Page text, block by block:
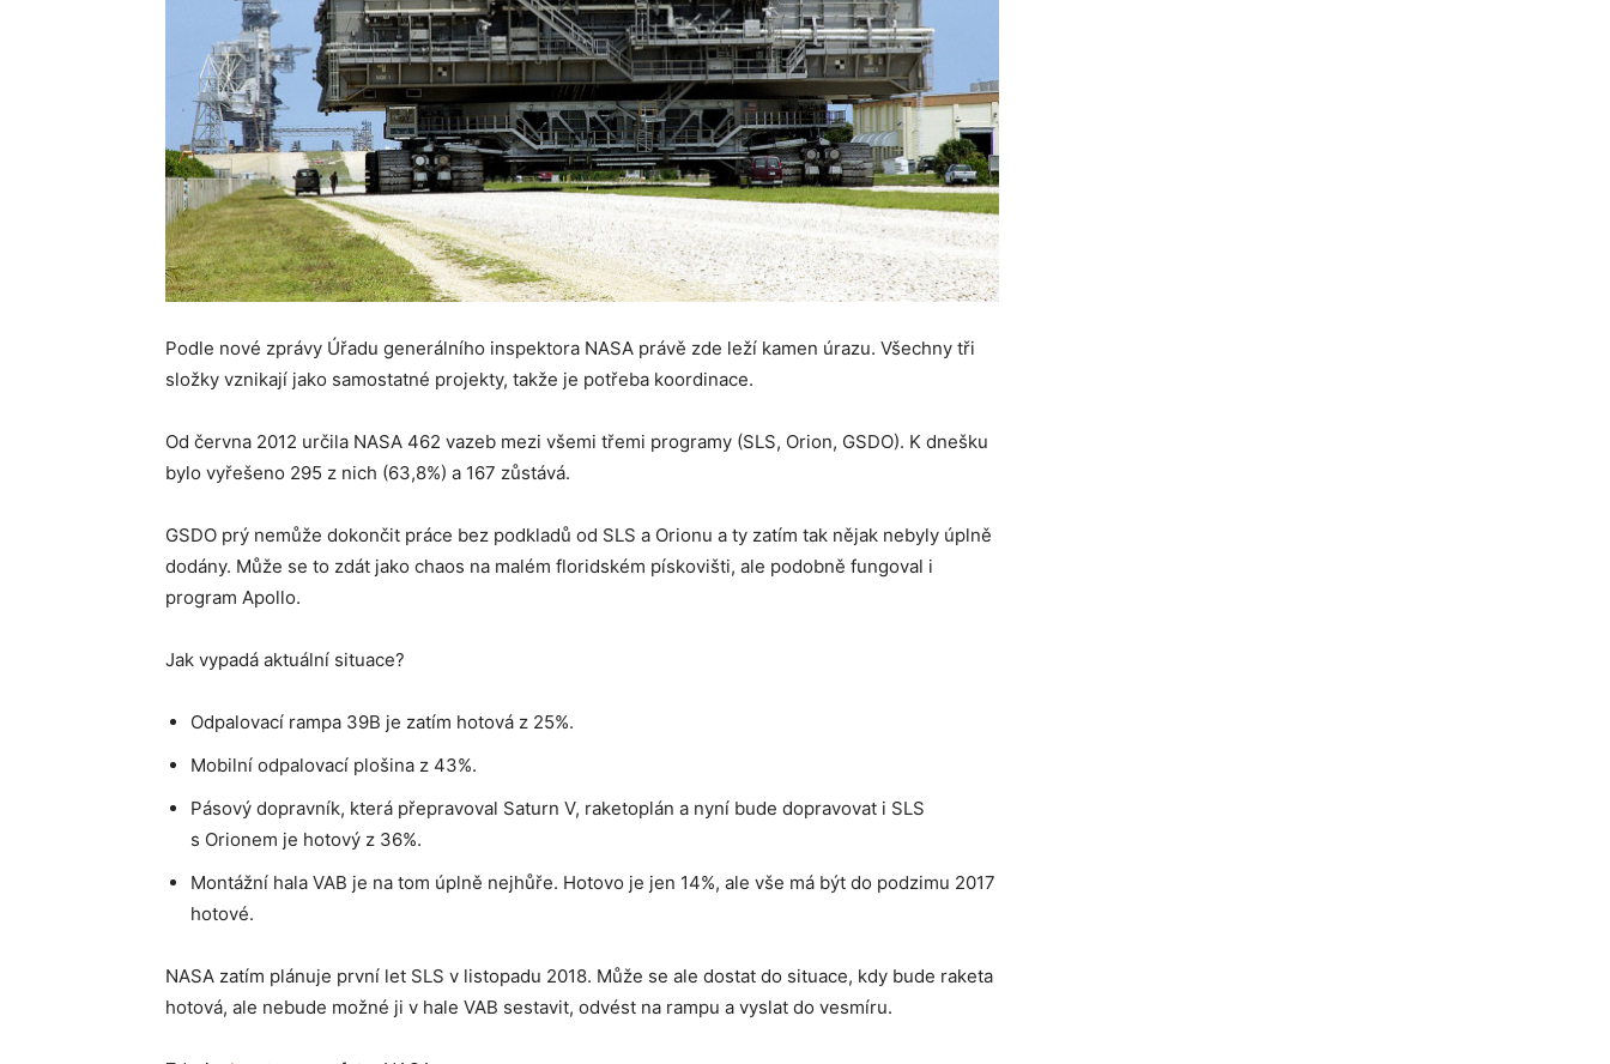
Podle nové zprávy Úřadu generálního inspektora NASA právě zde leží kamen úrazu. Všechny tři
složky vznikají jako samostatné projekty, takže je potřeba koordinace.
Od června 2012 určila NASA 462 vazeb mezi všemi třemi programy (SLS, Orion, GSDO). K dnešku
bylo vyřešeno 295 z nich (63,8%) a 167 zůstává.
GSDO prý nemůže dokončit práce bez podkladů od SLS a Orionu a ty zatím tak nějak nebyly úplně
dodány. Může se to zdát jako chaos na malém floridském pískovišti, ale podobně fungoval i
program Apollo.
Jak vypadá aktuální situace?
Odpalovací rampa 39B je zatím hotová z 25%.
Mobilní odpalovací plošina z 43%.
Pásový dopravník, která přepravoval Saturn V, raketoplán a nyní bude dopravovat i SLS
s Orionem je hotový z 36%.
Montážní hala VAB je na tom úplně nejhůře. Hotovo je jen 14%, ale vše má být do podzimu 2017
hotové.
NASA zatím plánuje první let SLS v listopadu 2018. Může se ale dostat do situace, kdy bude raketa
hotová, ale nebude možné ji v hale VAB sestavit, odvést na rampu a vyslat do vesmíru.